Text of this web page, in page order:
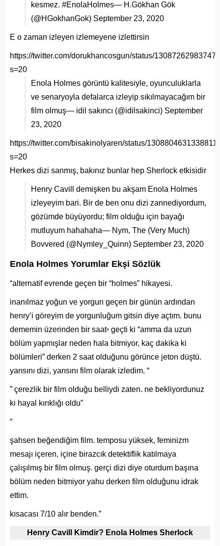
kesmez. #EnolaHolmes— H.Gökhan Gök
(@HGokhanGok) September 23, 2020
E o zaman izleyen izlemeyene izlettirsin
https://twitter.com/dorukhancosgun/status/
s=20
Enola Holmes görüntü kalitesiyle, oyunculuklarla
ve senaryoyla defalarca izleyip sıkılmayacağım bir
film olmuş— idil sakıncı (@idilsakinci) September
23, 2020
https://twitter.com/bisakinolyaren/status/
s=20
Herkes dizi sanmış, bakınız bunlar hep Sherlock etkisidir
Henry Cavill demişken bu akşam Enola Holmes
izleyeyim bari. Bir de ben onu dizi zannediyordum,
gözümde büyüyordu; film olduğu için bayağı
mutluyum hahahaha— Nym, The (Very Much)
Bovvered (@Nymley_Quinn) September 23, 2020
Enola Holmes Yorumlar Ekşi Sözlük
“alternatif evrende geçen bir “holmes” hikayesi.
inanılmaz yoğun ve yorgun geçen bir günün ardından
henry’i göreyim de yorgunluğum gitsin diye açtım. bunu
dememin üzerinden bir saat* geçti ki “amma da uzun
bölüm yapmışlar neden hala bitmiyor, kaç dakika ki
bölümleri” derken 2 saat olduğunu görünce jeton düştü.
yarısını dizi, yarısını film olarak izledim. “
” çerezlik bir film olduğu belliydi zaten. ne bekliyordunuz
ki hayal kırıklığı oldu”
“
şahsen beğendiğim film. temposu yüksek, feminizm
mesajı içeren, içine birazcık detektiflik katılmaya
çalışılmış bir film olmuş. gerçi dizi diye oturdum başına
bölüm neden bitmiyor yahu derken film olduğunu idrak
ettim.
kısacası 7/10 alır benden.”
Henry Cavill Kimdir? Enola Holmes Sherlock